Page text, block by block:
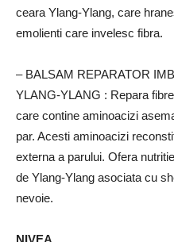
ceara Ylang-Ylang, care
emolienti care invelesc fibra.
– BALSAM REPARATOR
YLANG-YLANG : Repara
care contine aminoacizi
par. Acesti aminoacizi
externa a parului. Ofera
de Ylang-Ylang asociata cu
nevoie.